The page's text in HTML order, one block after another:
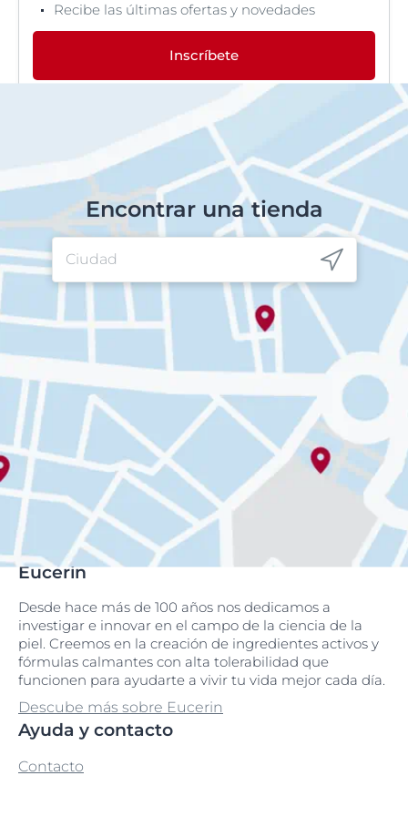
Recibe las últimas ofertas y novedades
Inscríbete
Encontrar una tienda
Eucerin
Desde hace más de 100 años nos dedicamos a
investigar e innovar en el campo de la ciencia de la
piel. Creemos en la creación de ingredientes activos y
fórmulas calmantes con alta tolerabilidad que
funcionen para ayudarte a vivir tu vida mejor cada día.
Descube más sobre Eucerin
Ayuda y contacto
Contacto